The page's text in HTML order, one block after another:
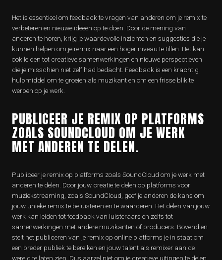
Het is essentieel om feedback te vragen van anderen om je remix te
verbeteren en nieuwe ideeën op te doen. Door de mening van
anderen te horen, krijg je waardevolle inzichten en suggesties die je
kunnen helpen om je remix naar een hoger niveau te tillen. Het kan
ook leiden tot creatieve samenwerkingen en nieuwe perspectieven
die je misschien niet zelf had bedacht. Feedback is een krachtig
hulpmiddel om te groeien als muzikant en om een frisse blik te
werpen op je werk.
PUBLICEER JE REMIX OP PLATFORMS
ZOALS SOUNDCLOUD OM JE WERK
MET ANDEREN TE DELEN.
Publiceer je remix op platforms zoals SoundCloud om je werk met
anderen te delen. Door jouw creatie te delen op platforms voor
muziekstreaming, zoals SoundCloud, geef je anderen de kans om
jouw unieke remix te beluisteren en te waarderen. Het delen van jouw
werk kan leiden tot feedback van luisteraars en zelfs tot
samenwerkingen met andere muzikanten of producers. Bovendien
stelt het publiceren van je remix op online platforms je in staat om
een breder publiek te bereiken en jouw talent als remixer aan de
wereld te laten zien. Dus aarzel niet om je creatieve uitingen te delen